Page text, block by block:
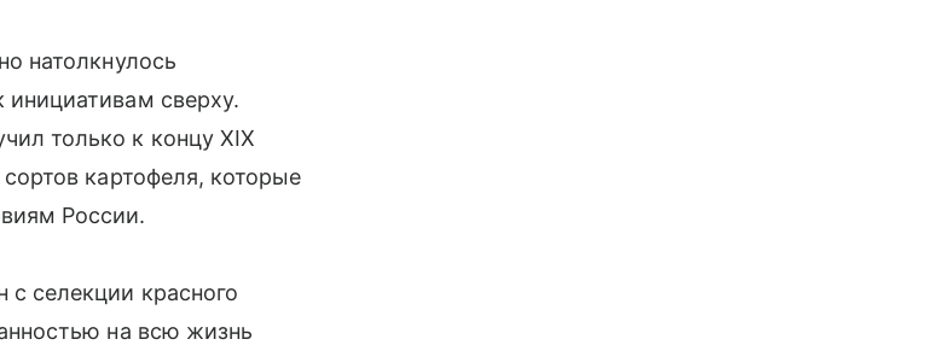
натолкнулось
инициативам сверху.
только к концу XIX
картофеля, которые
России.
селекции красного
на всю жизнь